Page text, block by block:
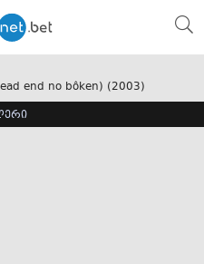
end no bôken) (2003)